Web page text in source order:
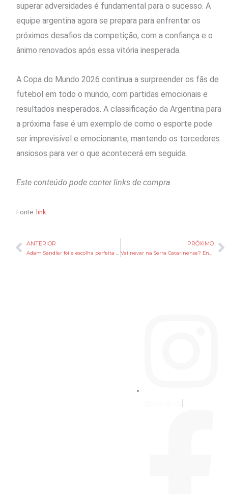
superar adversidades é fundamental para o sucesso. A
equipe argentina agora se prepara para enfrentar os
próximos desafios da competição, com a confiança e o
ânimo renovados após essa vitória inesperada.
A Copa do Mundo 2026 continua a surpreender os fãs de
futebol em todo o mundo, com partidas emocionais e
resultados inesperados. A classificação da Argentina para
a próxima fase é um exemplo de como o esporte pode
ser imprevisível e emocionante, mantendo os torcedores
ansiosos para ver o que acontecerá em seguida.
Este conteúdo pode conter links de compra.
Fonte: link
Anterior
ANTERIOR PRÓXIMO